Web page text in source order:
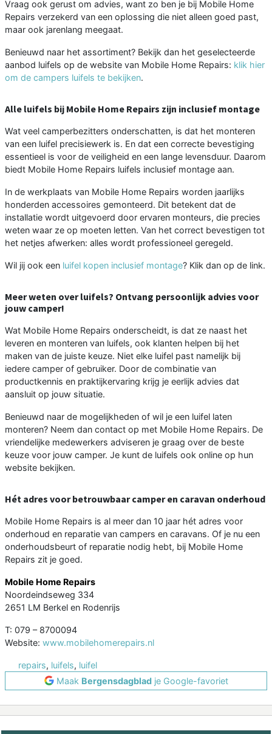
Vraag ook gerust om advies, want zo ben je bij Mobile Home
Repairs verzekerd van een oplossing die niet alleen goed past,
maar ook jarenlang meegaat.
Benieuwd naar het assortiment? Bekijk dan het geselecteerde
aanbod luifels op de website van Mobile Home Repairs: klik hier
om de campers luifels te bekijken.
Alle luifels bij Mobile Home Repairs zijn inclusief montage
Wat veel camperbezitters onderschatten, is dat het monteren
van een luifel precisiewerk is. En dat een correcte bevestiging
essentieel is voor de veiligheid en een lange levensduur. Daarom
biedt Mobile Home Repairs luifels inclusief montage aan.
In de werkplaats van Mobile Home Repairs worden jaarlijks
honderden accessoires gemonteerd. Dit betekent dat de
installatie wordt uitgevoerd door ervaren monteurs, die precies
weten waar ze op moeten letten. Van het correct bevestigen tot
het netjes afwerken: alles wordt professioneel geregeld.
Wil jij ook een luifel kopen inclusief montage? Klik dan op de link.
Meer weten over luifels? Ontvang persoonlijk advies voor
jouw camper!
Wat Mobile Home Repairs onderscheidt, is dat ze naast het
leveren en monteren van luifels, ook klanten helpen bij het
maken van de juiste keuze. Niet elke luifel past namelijk bij
iedere camper of gebruiker. Door de combinatie van
productkennis en praktijkervaring krijg je eerlijk advies dat
aansluit op jouw situatie.
Benieuwd naar de mogelijkheden of wil je een luifel laten
monteren? Neem dan contact op met Mobile Home Repairs. De
vriendelijke medewerkers adviseren je graag over de beste
keuze voor jouw camper. Je kunt de luifels ook online op hun
website bekijken.
Hét adres voor betrouwbaar camper en caravan onderhoud
Mobile Home Repairs is al meer dan 10 jaar hét adres voor
onderhoud en reparatie van campers en caravans. Of je nu een
onderhoudsbeurt of reparatie nodig hebt, bij Mobile Home
Repairs zit je goed.
Mobile Home Repairs
Noordeindseweg 334
2651 LM Berkel en Rodenrijs
T: 079 – 8700094
Website: www.mobilehomerepairs.nl
repairs, luifels, luifel
Maak Bergensdagbladje Google-favoriet